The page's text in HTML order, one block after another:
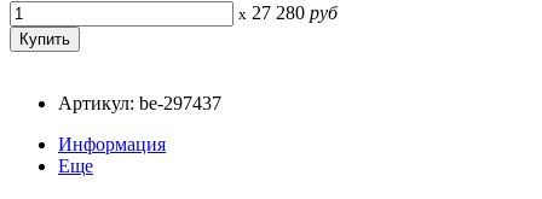
x 27 280 руб
Артикул: be-297437
Информация
Еще